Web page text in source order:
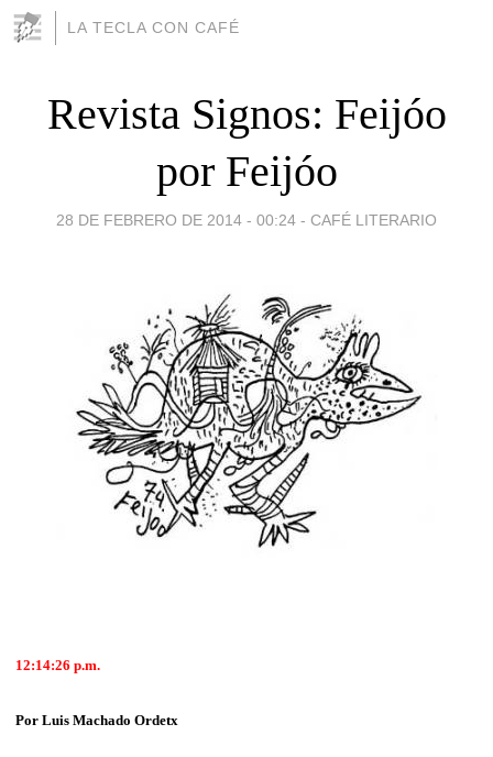
LA TECLA CON CAFÉ
Revista Signos: Feijóo
por Feijóo
28 DE FEBRERO DE 2014 - 00:24 - CAFÉ LITERARIO
12:14:26 p.m.
Por Luis Machado Ordetx